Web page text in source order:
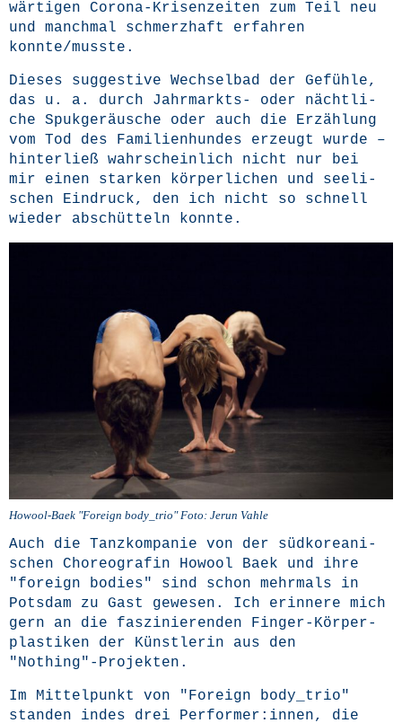
wär­ti­gen Coro­na-Kri­sen­zei­ten zum Teil neu
und manch­mal schmerz­haft erfah­ren
konnte/musste.
Die­ses sug­ges­ti­ve Wech­sel­bad der Gefüh­le,
das u. a. durch Jahr­markts- oder nächt­li­
che Spuk­ge­räu­sche oder auch die Erzäh­lung
vom Tod des Fami­li­en­hun­des erzeugt wur­de –
hin­ter­ließ wahr­schein­lich nicht nur bei
mir einen star­ken kör­per­li­chen und see­li­
schen Ein­druck, den ich nicht so schnell
wie­der abschüt­teln konnte.
Howool-Baek "For­eign body_trio" Foto: Jerun Vahle
Auch die Tanz­kom­pa­nie von der süd­ko­rea­ni­
schen Cho­reo­gra­fin Howool Baek und ihre
"for­eign bodies" sind schon mehr­mals in
Pots­dam zu Gast gewe­sen. Ich erin­ne­re mich
gern an die fas­zi­nie­ren­den Fin­ger-Kör­per­
plas­ti­ken der Künst­le­rin aus den
"Nothing"-Projekten.
Im Mit­tel­punkt von "For­eign body_trio"
stan­den indes drei Performer:innen, die